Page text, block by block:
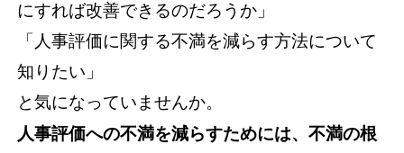
にすれば改善できるのだろうか」
「人事評価に関する不満を減らす方法について
知りたい」
と気になっていませんか。
人事評価への不満を減らすためには、不満の根